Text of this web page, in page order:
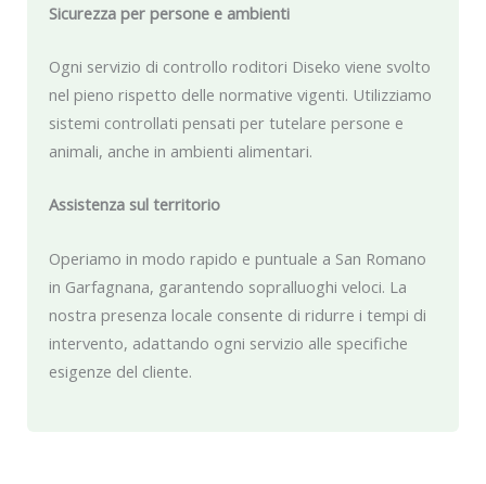
Sicurezza per persone e ambienti
Ogni servizio di controllo roditori Diseko viene svolto
nel pieno rispetto delle normative vigenti. Utilizziamo
sistemi controllati pensati per tutelare persone e
animali, anche in ambienti alimentari.
Assistenza sul territorio
Operiamo in modo rapido e puntuale a San Romano
in Garfagnana, garantendo sopralluoghi veloci. La
nostra presenza locale consente di ridurre i tempi di
intervento, adattando ogni servizio alle specifiche
esigenze del cliente.